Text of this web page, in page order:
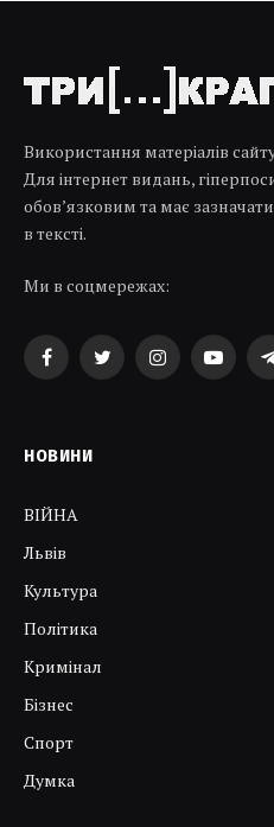
Використання матеріалів
Для інтернет видань,
обов’язковим та має
в тексті.
Ми в соцмережах:
FacebookTwitterInstagram
НОВИНИ
ВІЙНА
Львів
Культура
Політика
Кримінал
Бізнес
Спорт
Думка